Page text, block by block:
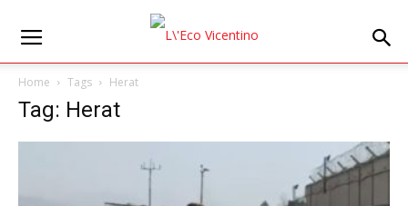
Home Tags Herat
Tag: Herat